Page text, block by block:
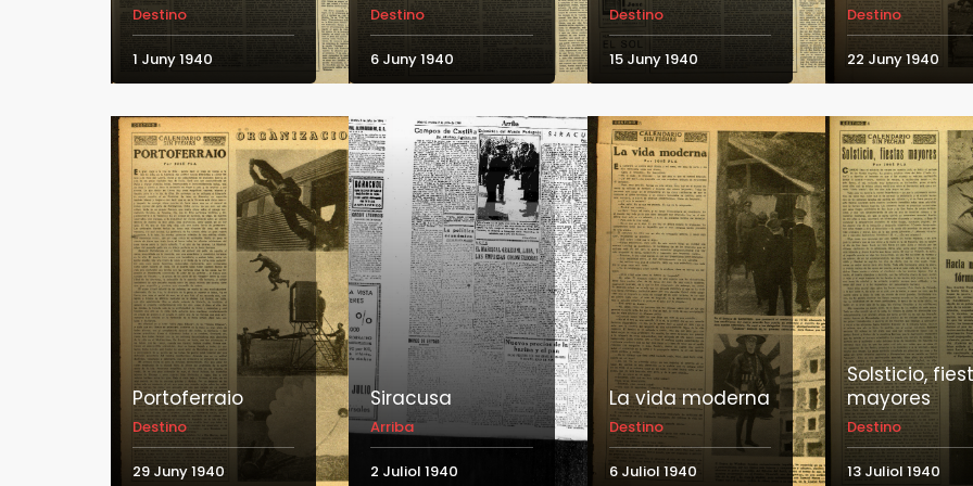
Destino
1 Juny 1940
Destino
6 Juny 1940
Destino
15 Juny 1940
Destino
22 Juny 1940
Portoferraio
Destino
29 Juny 1940
Siracusa
Arriba
2 Juliol 1940
La vida moderna
Destino
6 Juliol 1940
Solsticio,
mayores
Destino
13 Juliol 1940